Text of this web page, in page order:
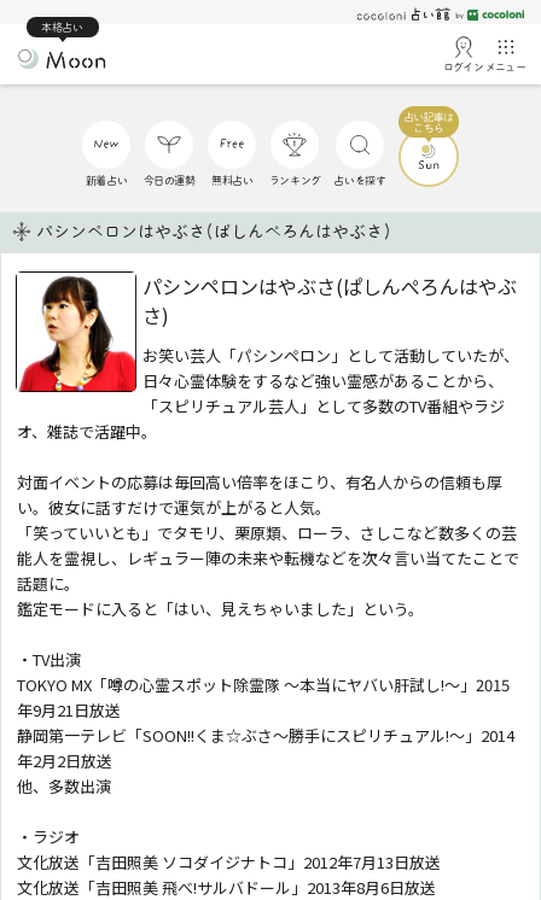
本格占い
ログイン メニュー
新着占い 今日の運勢 無料占い ランキング 占いを探す
パシンペロンはやぶさ(ぱしんぺろんはやぶさ)
パシンペロンはやぶさ(ぱしんぺろんはやぶ
さ)
お笑い芸人「パシンペロン」として活動していたが、
日々心霊体験をするなど強い霊感があることから、
「スピリチュアル芸人」として多数のTV番組やラジ
オ、雑誌で活躍中。
対面イベントの応募は毎回高い倍率をほこり、有名人からの信頼も厚
い。彼女に話すだけで運気が上がると人気。
「笑っていいとも」でタモリ、栗原類、ローラ、さしこなど数多くの芸
能人を霊視し、レギュラー陣の未来や転機などを次々言い当てたことで
話題に。
鑑定モードに入ると「はい、見えちゃいました」という。
・TV出演
TOKYO MX「噂の心霊スポット除霊隊 〜本当にヤバい肝試し!〜」2015
年9月21日放送
静岡第一テレビ「SOON!!くま☆ぶさ〜勝手にスピリチュアル!〜」2014
年2月2日放送
他、多数出演
・ラジオ
文化放送「吉田照美 ソコダイジナトコ」2012年7月13日放送
文化放送「吉田照美 飛べ!サルバドール」2013年8月6日放送